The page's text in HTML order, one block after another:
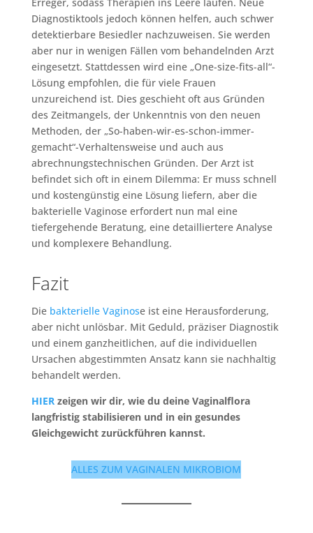
Diagnostiktools jedoch können helfen, auch schwer
detektierbare Besiedler nachzuweisen. Sie werden
aber nur in wenigen Fällen vom behandelnden Arzt
eingesetzt. Stattdessen wird eine „One-size-fits-all“-
Lösung empfohlen, die für viele Frauen
unzureichend ist. Dies geschieht oft aus Gründen
des Zeitmangels, der Unkenntnis von den neuen
Methoden, der „So-haben-wir-es-schon-immer-
gemacht“-Verhaltensweise und auch aus
abrechnungstechnischen Gründen. Der Arzt ist
befindet sich oft in einem Dilemma: Er muss schnell
und kostengünstig eine Lösung liefern, aber die
bakterielle Vaginose erfordert nun mal eine
tiefergehende Beratung, eine detailliertere Analyse
und komplexere Behandlung.
Fazit
Die bakterielle Vaginose ist eine Herausforderung,
aber nicht unlösbar. Mit Geduld, präziser Diagnostik
und einem ganzheitlichen, auf die individuellen
Ursachen abgestimmten Ansatz kann sie nachhaltig
behandelt werden.
HIERzeigen wir dir, wie du deine Vaginalflora
langfristig stabilisieren und in ein gesundes
Gleichgewicht zurückführen kannst.
ALLES ZUM VAGINALEN MIKROBIOM